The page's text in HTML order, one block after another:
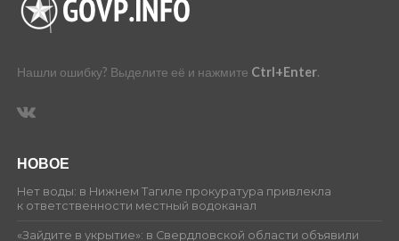
Нашли ошибку? Выделите её и нажмите Ctrl+Enter.
НОВОЕ
Нет воды: в Нижнем Тагиле прокуратура привлекла
к ответственности местный водоканал
«Зайдите в укрытие»: в Свердловской области объявили